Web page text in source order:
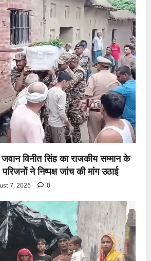
विनीत सिंह का राजकीय सम्मान के
ने निष्पक्ष जांच की मांग उठाई
7, 2026 0